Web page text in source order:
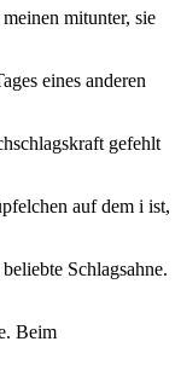
mitunter, sie
eines anderen
gefehlt
auf dem i ist,
Schlagsahne.
Beim